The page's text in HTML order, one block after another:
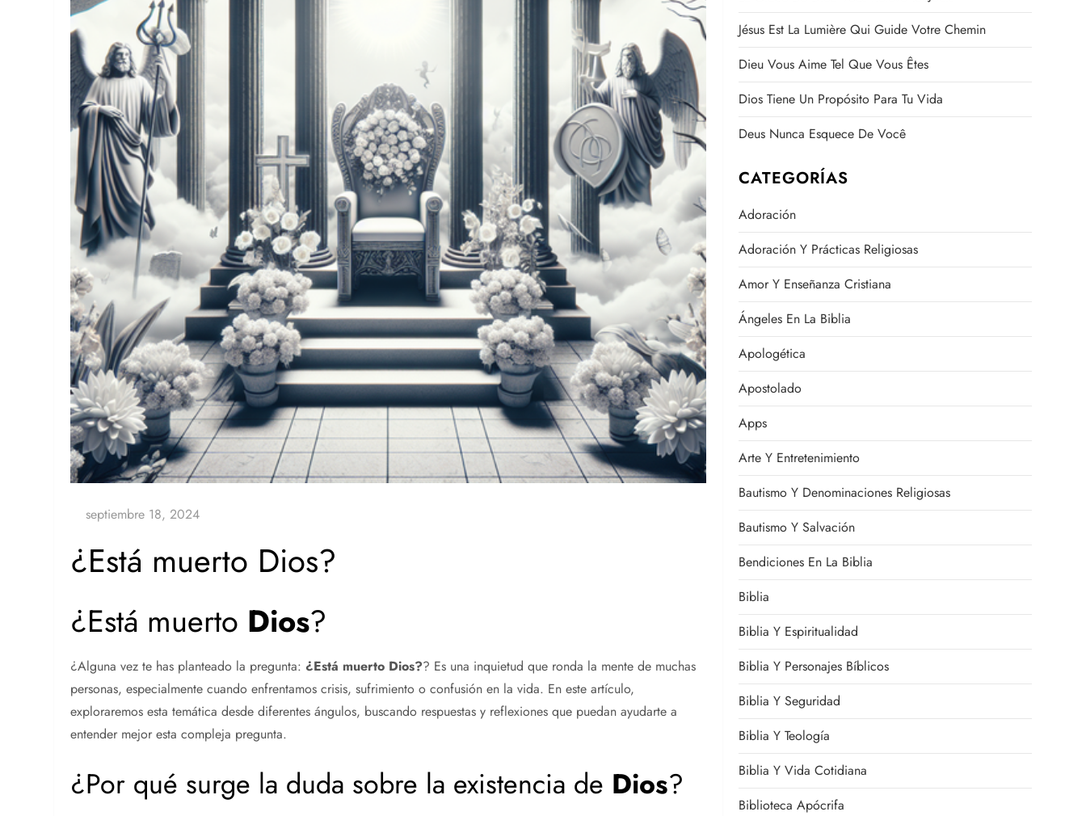
¿Está muerto Dios?
¿Está muerto Dios?
¿Alguna vez te has planteado la pregunta: ¿Está muerto Dios?? Es una inquietud que ronda la mente de muchas
personas, especialmente cuando enfrentamos crisis, sufrimiento o confusión en la vida. En este artículo,
exploraremos esta temática desde diferentes ángulos, buscando respuestas y reflexiones que puedan ayudarte a
entender mejor esta compleja pregunta.
¿Por qué surge la duda sobre la existencia de Dios?
Jésus Est La Lumière Qui Guide Votre Chemin
Dieu Vous Aime Tel Que Vous Êtes
Dios Tiene Un Propósito Para Tu Vida
Deus Nunca Esquece De Você
CATEGORÍAS
Adoración
Adoración Y Prácticas Religiosas
Amor Y Enseñanza Cristiana
Ángeles En La Biblia
Apologética
Apostolado
Apps
Arte Y Entretenimiento
Bautismo Y Denominaciones Religiosas
Bautismo Y Salvación
Bendiciones En La Biblia
Biblia
Biblia Y Espiritualidad
Biblia Y Personajes Bíblicos
Biblia Y Seguridad
Biblia Y Teología
Biblia Y Vida Cotidiana
Biblioteca Apócrifa